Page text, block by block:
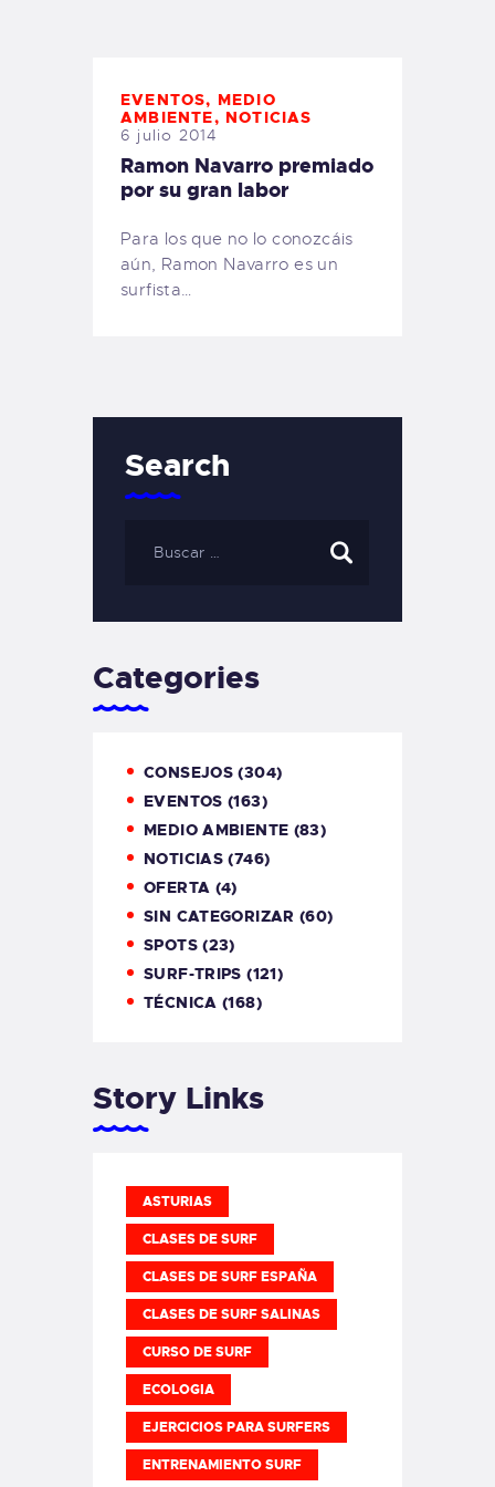
EVENTOS, MEDIO
AMBIENTE, NOTICIAS
6 julio 2014
Ramon Navarro premiado
por su gran labor
Para los que no lo conozcáis
aún, Ramon Navarro es un
surfista…
Search
Categories
CONSEJOS (304)
EVENTOS (163)
MEDIO AMBIENTE (83)
NOTICIAS (746)
OFERTA (4)
SIN CATEGORIZAR (60)
SPOTS(23)
SURF-TRIPS (121)
TÉCNICA (168)
Story Links
ASTURIAS
CLASES DE SURF
CLASES DE SURF ESPAÑA
CLASES DE SURF SALINAS
CURSO DE SURF
ECOLOGIA
EJERCICIOS PARA SURFERS
ENTRENAMIENTO SURF